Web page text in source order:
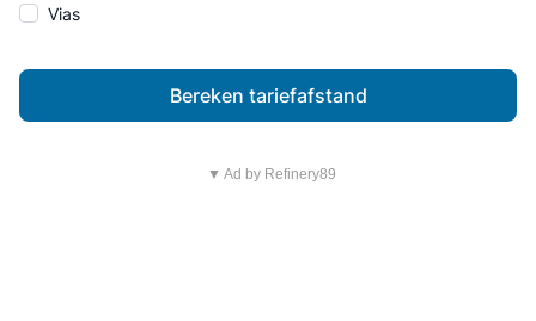
Vias
Bereken tariefafstand
▼ Ad by Refinery89